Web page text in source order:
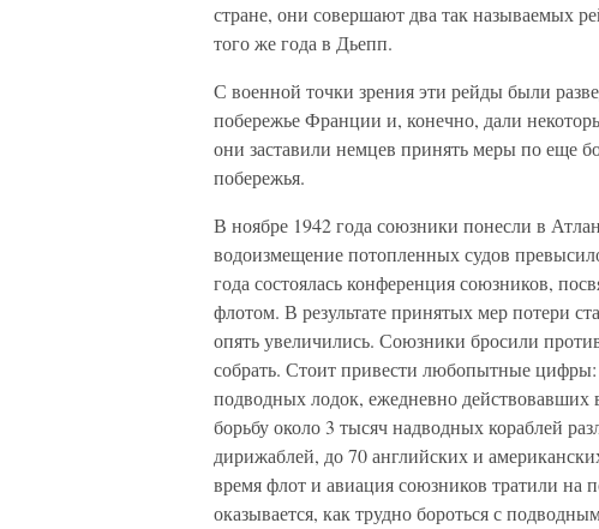
стране, они совершают два так называемых
того же года в Дьепп.
С военной точки зрения эти рейды были
побережье Франции и, конечно, дали
они заставили немцев принять меры по еще
побережья.
В ноябре 1942 года союзники понесли в
водоизмещение потопленных судов
года состоялась конференция союзников,
флотом. В результате принятых мер потери
опять увеличились. Союзники бросили
собрать. Стоит привести любопытные
подводных лодок, ежедневно
борьбу около 3 тысяч надводных кораблей
дирижаблей, до 70 английских и
время флот и авиация союзников тратили
оказывается, как трудно бороться с